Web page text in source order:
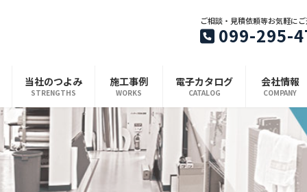
ご相談・見積依頼等お気軽に
099-295-
当社のつよみ
STRENGTHS
施工事例
WORKS
電子カタログ
CATALOG
会社情報
COMPANY